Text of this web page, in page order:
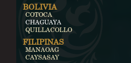
BOLIVIA
COTOCA
CHAGUAYA
QUILLACOLLO
FILIPINAS
MANAOAG
CAYSASAY